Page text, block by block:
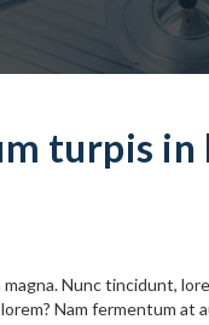
turpis in
Nunc tincidunt,
Nam fermentum